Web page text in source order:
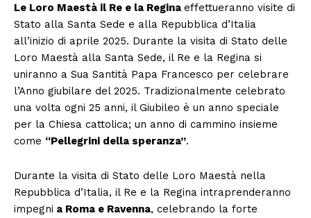
Le Loro Maestà il Re e la Regina effettueranno visite di
Stato alla Santa Sede e alla Repubblica d’Italia
all’inizio di aprile 2025. Durante la visita di Stato delle
Loro Maestà alla Santa Sede, il Re e la Regina si
uniranno a Sua Santità Papa Francesco per celebrare
l’Anno giubilare del 2025. Tradizionalmente celebrato
una volta ogni 25 anni, il Giubileo è un anno speciale
per la Chiesa cattolica; un anno di cammino insieme
come “Pellegrini della speranza”.
Durante la visita di Stato delle Loro Maestà nella
Repubblica d’Italia, il Re e la Regina intraprenderanno
impegni a Roma e Ravenna, celebrando la forte